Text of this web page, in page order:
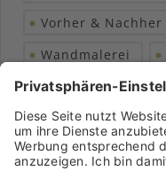
Vorher & Nachher
Wandmalerei
Wohngesundheit